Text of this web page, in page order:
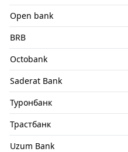
Open bank
BRB
Octobank
Saderat Bank
Туронбанк
Трастбанк
Uzum Bank